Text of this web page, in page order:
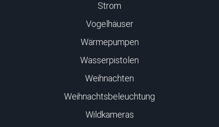
Strom
Vogelhäuser
Wärmepumpen
Wasserpistolen
Weihnachten
Weihnachtsbeleuchtung
Wildkameras